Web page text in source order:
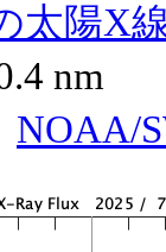
太陽X
nm
NOAA/